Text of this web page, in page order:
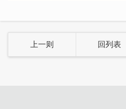
上一则 回列表